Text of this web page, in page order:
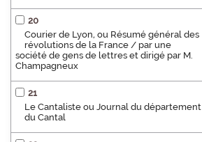
20
Courier de Lyon, ou Résumé général des
révolutions de la France / par une
société de gens de lettres et dirigé par M.
Champagneux
21
Le Cantaliste ou Journal du département
du Cantal